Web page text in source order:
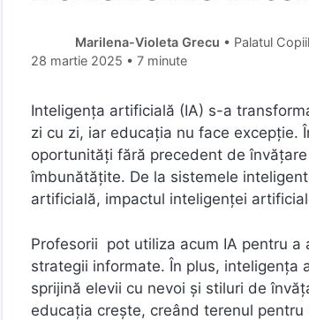
Marilena-Violeta Grecu • Palatul
28 martie 2025 • 7 minute
Inteligența artificială (IA) s-a
zi cu zi, iar educația nu face excepție.
oportunități fără precedent de
îmbunătățite. De la sistemele
artificială, impactul inteligenței
Profesorii pot utiliza acum IA pentru
strategii informate. În plus, inteligența
sprijină elevii cu nevoi și stiluri de
educația crește, creând terenul